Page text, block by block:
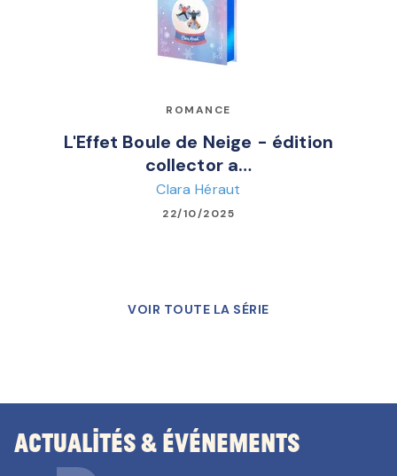
ROMANCE
L'Effet Boule de Neige - édition
collector a…
Clara Héraut
22/10/2025
VOIR TOUTE LA SÉRIE
Actualités & Événements